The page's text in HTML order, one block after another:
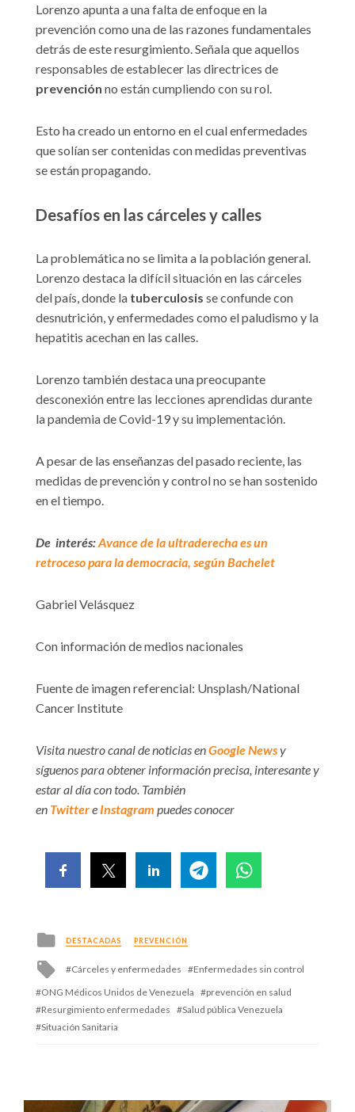
Lorenzo apunta a una falta de enfoque en la
prevención como una de las razones fundamentales
detrás de este resurgimiento. Señala que aquellos
responsables de establecer las directrices de
prevención no están cumpliendo con su rol.
Esto ha creado un entorno en el cual enfermedades
que solían ser contenidas con medidas preventivas
se están propagando.
Desafíos en las cárceles y calles
La problemática no se limita a la población general.
Lorenzo destaca la difícil situación en las cárceles
del país, donde la tuberculosis se confunde con
desnutrición, y enfermedades como el paludismo y la
hepatitis acechan en las calles.
Lorenzo también destaca una preocupante
desconexión entre las lecciones aprendidas durante
la pandemia de Covid-19 y su implementación.
A pesar de las enseñanzas del pasado reciente, las
medidas de prevención y control no se han sostenido
en el tiempo.
De interés:Avance de la ultraderecha es un
retroceso para la democracia, según Bachelet
Gabriel Velásquez
Con información de medios nacionales
Fuente de imagen referencial: Unsplash/National
Cancer Institute
Visita nuestro canal de noticias enGoogle Newsy
síguenos para obtener información precisa, interesante y
estar al día con todo. También
en Twittere Instagram puedes conocer
Posted
in
DESTACADAS PREVENCIÓN
Tagged
Cárceles y enfermedades
Enfermedades sin control
ONG Médicos Unidos de Venezuela
prevención en salud
Resurgimiento enfermedades
Salud pública Venezuela
Situación Sanitaria